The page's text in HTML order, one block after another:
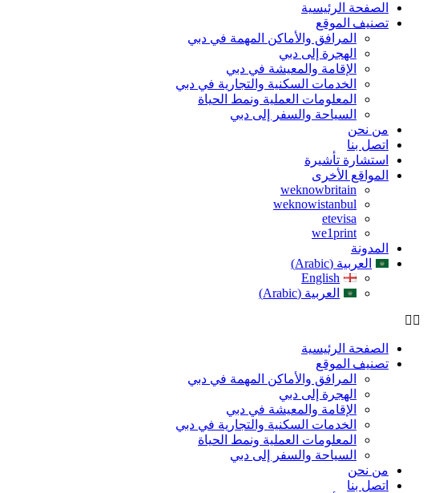
الصفحة الرئيسية
تصنيف الموقع
المرافق والأماكن المهمة في دبي
الهجرة إلى دبي
الإقامة والمعيشة في دبي
الخدمات السكنية والتجارية في دبي
المعلومات العملية ونمط الحياة
السياحة والسفر إلى دبي
من نحن
اتصل بنا
استشارة تأشيرة
المواقع الأخرى
weknowbritain
weknowistanbul
etevisa
we1print
المدونة
العربية (Arabic)
English
العربية (Arabic)
الصفحة الرئيسية
تصنيف الموقع
المرافق والأماكن المهمة في دبي
الهجرة إلى دبي
الإقامة والمعيشة في دبي
الخدمات السكنية والتجارية في دبي
المعلومات العملية ونمط الحياة
السياحة والسفر إلى دبي
من نحن
اتصل بنا